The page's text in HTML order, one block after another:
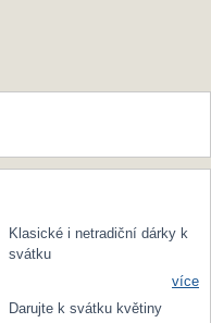
Klasické i netradiční dárky k
svátku
více
Darujte k svátku květiny